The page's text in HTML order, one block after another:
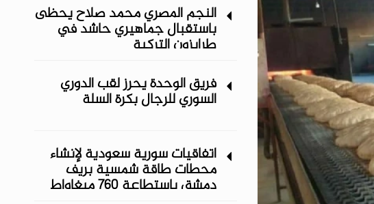
النجم المصري محمد صلاح يحظى
باستقبال جماهيري حاشد في
طرابزون التركية
فريق الوحدة يحرز لقب الدوري
السوري للرجال بكرة السلة
اتفاقيات سورية سعودية لإنشاء
محطات طاقة شمسية ‏بريف
دمشق باستطاعة 760 ميغاواط